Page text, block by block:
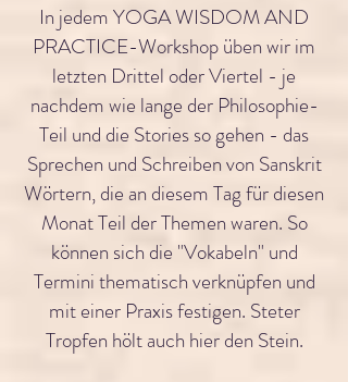
In jedem YOGA WISDOM AND
PRACTICE-Workshop üben wir im
letzten Drittel oder Viertel - je
nachdem wie lange der Philosophie-
Teil und die Stories so gehen - das
Sprechen und Schreiben von Sanskrit
Wörtern, die an diesem Tag für diesen
Monat Teil der Themen waren. So
können sich die "Vokabeln" und
Termini thematisch verknüpfen und
mit einer Praxis festigen. Steter
Tropfen hölt auch hier den Stein.